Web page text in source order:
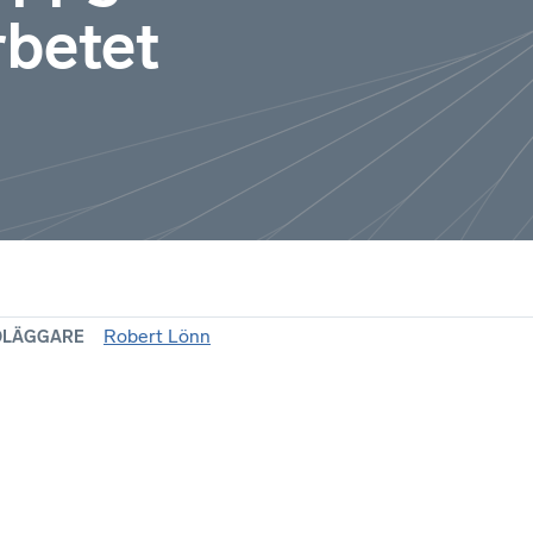
Robert Lönn